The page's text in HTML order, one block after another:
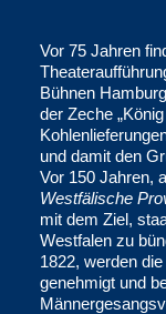
Vor 75 Jahren
Bühnen
der Zeche
und damit den
Vor 150 Jahren,
Westfälische
mit dem Ziel,
Westfalen zu
1822, werden
genehmigt und